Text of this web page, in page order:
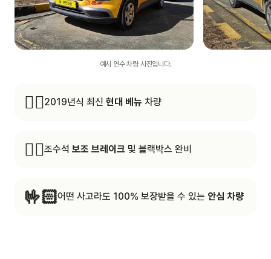
예시 연수 차량 사진입니다.
☝🏻2019년식 최신현대 베뉴 차량
✌🏻조수석보조 브레이크 및 블랙박스 완비
🤟🏻어떤 사고라도 100% 보장받을 수 있는 안심 차량